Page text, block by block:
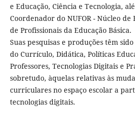
e Educação, Ciência e Tecnologia,
Coordenador do NUFOR - Núcleo de
de Profissionais da Educação Básica.
Suas pesquisas e produções têm
do Currículo, Didática, Políticas
Professores, Tecnologias Digitais e
sobretudo, àquelas relativas às
curriculares no espaço escolar a
tecnologias digitais.